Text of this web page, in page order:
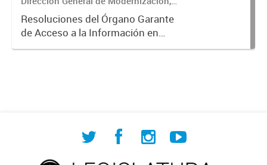
Sustentabilidad y Fortalecimiento
Institucional
Resoluciones del Órgano Garante
de Acceso a la Información en
ejercicio de las facultades